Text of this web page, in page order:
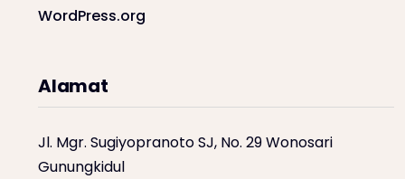
WordPress.org
Alamat
Jl. Mgr. Sugiyopranoto SJ, No. 29 Wonosari
Gunungkidul